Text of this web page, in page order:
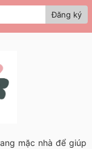
Đăng ký
mặc nhà để giúp